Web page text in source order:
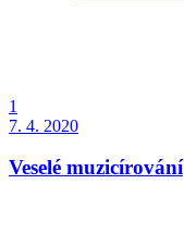
1
7. 4. 2020
Veselé muzicírování